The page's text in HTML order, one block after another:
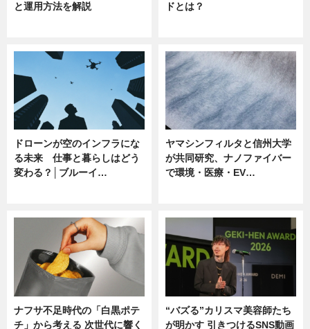
と運用方法を解説 ドとは？
ドローンが空のインフラにな
る未来 仕事と暮らしはどう
変わる？│ブルーイ…
ヤマシンフィルタと信州大学
が共同研究、ナノファイバー
で環境・医療・EV…
ナフサ不足時代の「白黒ポテ
チ」から考える 次世代に響く
“バズる”カリスマ美容師たち
が明かす 引きつけるSNS動画